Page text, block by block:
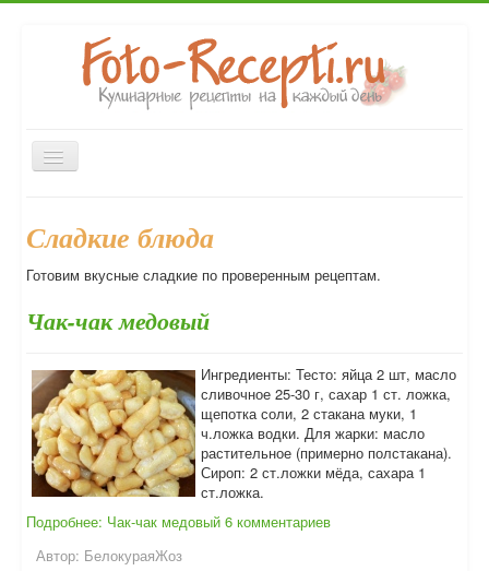
Включить/
выключить
Десерты Выпечка
Форум
Сладкие блюда
Готовим вкусные сладкие по проверенным рецептам.
Чак-чак медовый
Ингредиенты: Тесто: яйца 2 шт, масло
сливочное 25-30 г, сахар 1 ст. ложка,
щепотка соли, 2 стакана муки, 1
ч.ложка водки. Для жарки: масло
растительное (примерно полстакана).
Сироп: 2 ст.ложки мёда, сахара 1
ст.ложка.
Подробнее: Чак-чак медовый 6 комментариев
Автор: БелокураяЖоз